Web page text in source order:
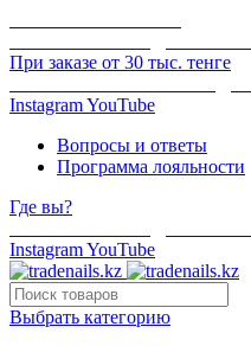
При заказе от 30 тыс. тенге
InstagramYouTube
Вопросы и ответы
Программа лояльности
Где вы?
InstagramYouTube
Выбрать категорию